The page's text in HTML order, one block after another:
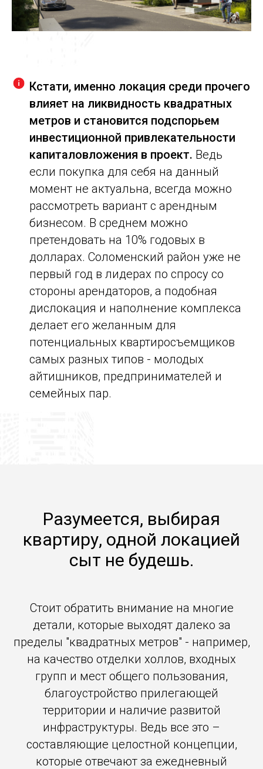
Кстати, именно локация среди прочего
влияет на ликвидность квадратных
метров и становится подспорьем
инвестиционной привлекательности
капиталовложения в проект. Ведь
если покупка для себя на данный
момент не актуальна, всегда можно
рассмотреть вариант с арендным
бизнесом. В среднем можно
претендовать на 10% годовых в
долларах. Соломенский район уже не
первый год в лидерах по спросу со
стороны арендаторов, а подобная
дислокация и наполнение комплекса
делает его желанным для
потенциальных квартиросъемщиков
самых разных типов - молодых
айтишников, предпринимателей и
семейных пар.
Разумеется, выбирая
квартиру, одной локацией
сыт не будешь.
Стоит обратить внимание на многие
детали, которые выходят далеко за
пределы "квадратных метров" - например,
на качество отделки холлов, входных
групп и мест общего пользования,
благоустройство прилегающей
территории и наличие развитой
инфраструктуры. Ведь все это –
составляющие целостной концепции,
которые отвечают за ежедневный